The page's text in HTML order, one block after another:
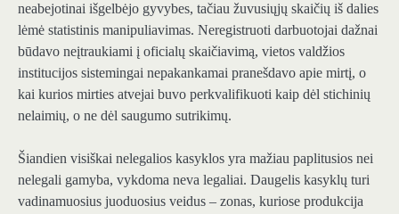
neabejotinai išgelbėjo gyvybes, tačiau žuvusiųjų skaičių iš dalies
lėmė statistinis manipuliavimas. Neregistruoti darbuotojai dažnai
būdavo neįtraukiami į oficialų skaičiavimą, vietos valdžios
institucijos sistemingai nepakankamai pranešdavo apie mirtį, o
kai kurios mirties atvejai buvo perkvalifikuoti kaip dėl stichinių
nelaimių, o ne dėl saugumo sutrikimų.
Šiandien visiškai nelegalios kasyklos yra mažiau paplitusios nei
nelegali gamyba, vykdoma neva legaliai. Daugelis kasyklų turi
vadinamuosius juoduosius veidus – zonas, kuriose produkcija